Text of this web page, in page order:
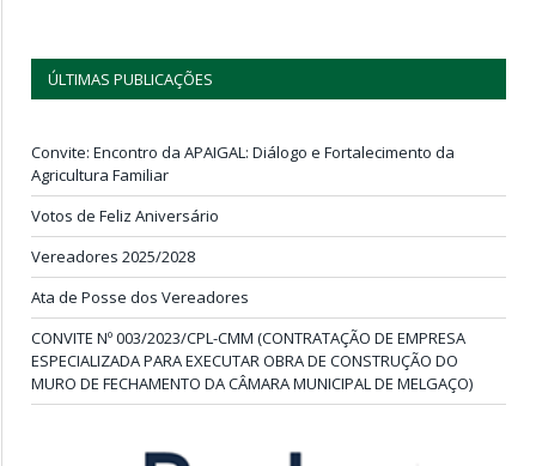
ÚLTIMAS PUBLICAÇÕES
Convite: Encontro da APAIGAL: Diálogo e Fortalecimento da
Agricultura Familiar
Votos de Feliz Aniversário
Vereadores 2025/2028
Ata de Posse dos Vereadores
CONVITE Nº 003/2023/CPL-CMM (CONTRATAÇÃO DE EMPRESA
ESPECIALIZADA PARA EXECUTAR OBRA DE CONSTRUÇÃO DO
MURO DE FECHAMENTO DA CÂMARA MUNICIPAL DE MELGAÇO)